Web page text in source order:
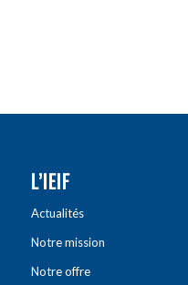
L’IEIF
Actualités
Notre mission
Notre offre